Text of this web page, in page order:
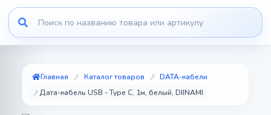
Главная Каталог товаров
DATA-кабели
Дата-кабель USB - Type C, 1м, белый, DIINAMI